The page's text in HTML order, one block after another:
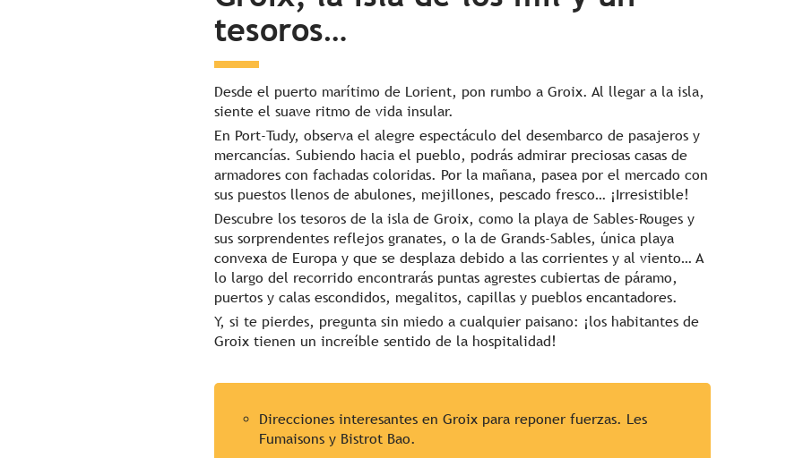
tesoros…
Desde el puerto marítimo de Lorient, pon rumbo a Groix. Al llegar a la isla,
siente el suave ritmo de vida insular.
En Port-Tudy, observa el alegre espectáculo del desembarco de pasajeros y
mercancías. Subiendo hacia el pueblo, podrás admirar preciosas casas de
armadores con fachadas coloridas. Por la mañana, pasea por el mercado con
sus puestos llenos de abulones, mejillones, pescado fresco… ¡Irresistible!
Descubre los tesoros de la isla de Groix, como la playa de Sables-Rouges y
sus sorprendentes reflejos granates, o la de Grands-Sables, única playa
convexa de Europa y que se desplaza debido a las corrientes y al viento… A
lo largo del recorrido encontrarás puntas agrestes cubiertas de páramo,
puertos y calas escondidos, megalitos, capillas y pueblos encantadores.
Y, si te pierdes, pregunta sin miedo a cualquier paisano: ¡los habitantes de
Groix tienen un increíble sentido de la hospitalidad!
Direcciones interesantes en Groix para reponer fuerzas. Les
Fumaisons y Bistrot Bao.